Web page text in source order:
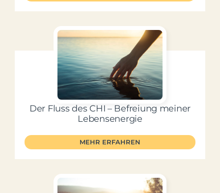
Der Fluss des CHI – Befreiung meiner
Lebensenergie
MEHR ERFAHREN